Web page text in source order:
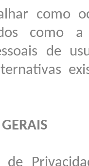
como
como a
de